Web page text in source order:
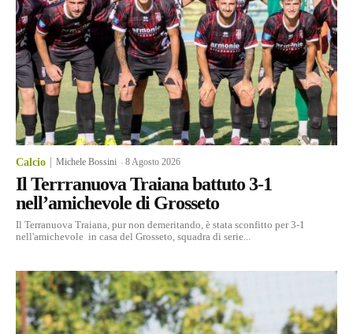
Calcio Michele Bossini -8 Agosto 2026
Il Terrranuova Traiana battuto 3-1
nell’amichevole di Grosseto
Il Terranuova Traiana, pur non demeritando, è stata sconfitto per 3-1
nell'amichevole in casa del Grosseto, squadra di serie...